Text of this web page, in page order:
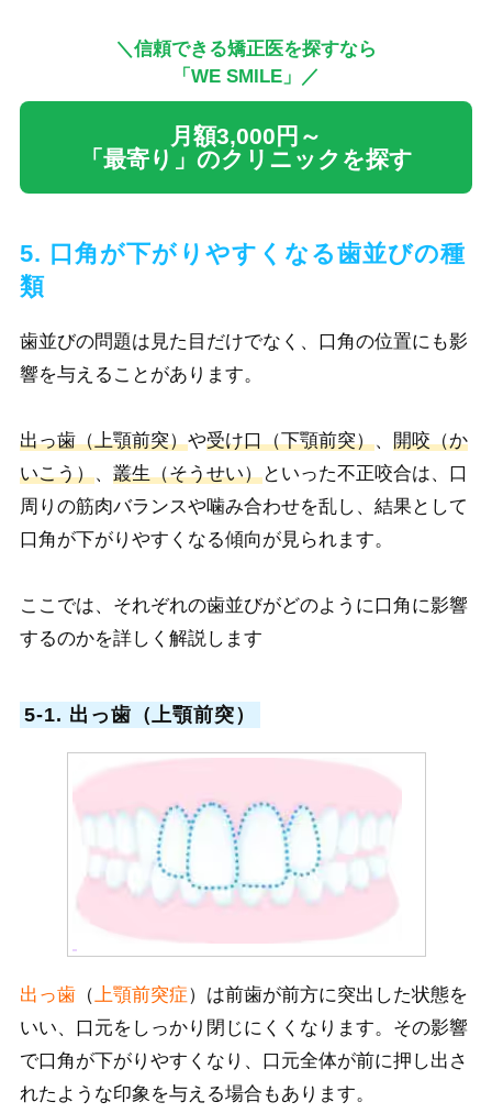
＼信頼できる矯正医を探すなら
「WE SMILE」／
月額3,000円～
「最寄り」のクリニックを探す
5. 口角が下がりやすくなる歯並びの種
類
歯並びの問題は見た目だけでなく、口角の位置にも影
響を与えることがあります。
出っ歯（上顎前突）や受け口（下顎前突）、 開咬（か
いこう）、 叢生（そうせい）といった不正咬合は、口
周りの筋肉バランスや噛み合わせを乱し、結果として
口角が下がりやすくなる傾向が見られます。
ここでは、それぞれの歯並びがどのように口角に影響
するのかを詳しく解説します
5-1. 出っ歯（上顎前突）
出っ歯（上顎前突症）は前歯が前方に突出した状態を
いい、口元をしっかり閉じにくくなります。その影響
で口角が下がりやすくなり、口元全体が前に押し出さ
れたような印象を与える場合もあります。